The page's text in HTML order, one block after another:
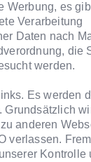
Werbung, es
Verarbeitung
Daten nach
die
werden.
Es werden
Grundsätzlich
anderen
verlassen.
Kontrolle